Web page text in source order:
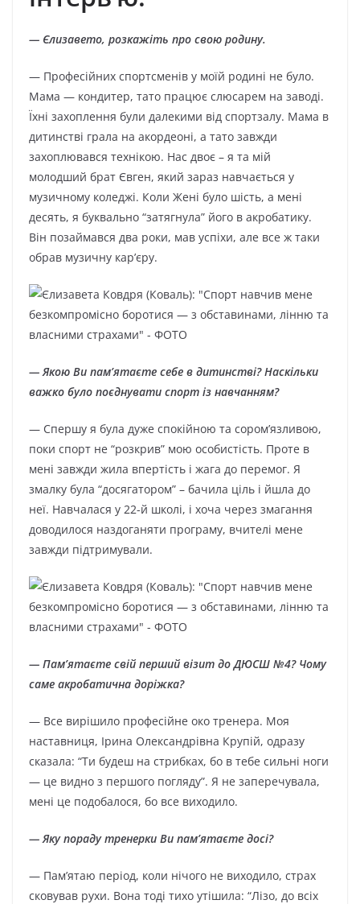
— Єлизавето, розкажіть про свою родину.
— Професійних спортсменів у моїй родині не було.
Мама — кондитер, тато працює слюсарем на заводі.
Їхні захоплення були далекими від спортзалу. Мама в
дитинстві грала на акордеоні, а тато завжди
захоплювався технікою. Нас двоє – я та мій
молодший брат Євген, який зараз навчається у
музичному коледжі. Коли Жені було шість, а мені
десять, я буквально “затягнула” його в акробатику.
Він позаймався два роки, мав успіхи, але все ж таки
обрав музичну кар’єру.
— Якою Ви пам’ятаєте себе в дитинстві? Наскільки
важко було поєднувати спорт із навчанням?
— Спершу я була дуже спокійною та сором’язливою,
поки спорт не “розкрив” мою особистість. Проте в
мені завжди жила впертість і жага до перемог. Я
змалку була “досягатором” – бачила ціль і йшла до
неї. Навчалася у 22-й школі, і хоча через змагання
доводилося наздоганяти програму, вчителі мене
завжди підтримували.
— Пам’ятаєте свій перший візит до ДЮСШ №4? Чому
саме акробатична доріжка?
— Все вирішило професійне око тренера. Моя
наставниця, Ірина Олександрівна Крупій, одразу
сказала: “Ти будеш на стрибках, бо в тебе сильні ноги
— це видно з першого погляду”. Я не заперечувала,
мені це подобалося, бо все виходило.
— Яку пораду тренерки Ви пам’ятаєте досі?
— Пам’ятаю період, коли нічого не виходило, страх
сковував рухи. Вона тоді тихо утішила: “Лізо, до всіх